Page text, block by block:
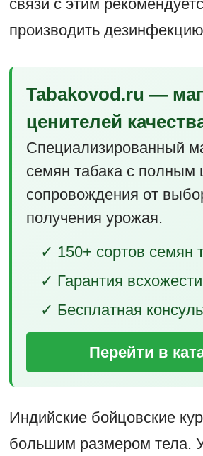
связи с этим
производить
Tabakovod.ru —
ценителей
Специализированный
семян табака с полным
сопровождения от
получения урожая.
✓ 150+ сортов семян
✓ Гарантия
✓ Бесплатная
Перейти в
Индийские бойцовские
большим размером тела.